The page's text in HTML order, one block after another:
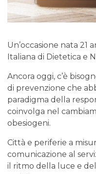
Un’occasione nata 21
Italiana di Dietetica e
Ancora oggi, c’è
di prevenzione che
paradigma della
coinvolga nel
obesiogeni.
Città e periferie a
comunicazione al
il ritmo della luce e